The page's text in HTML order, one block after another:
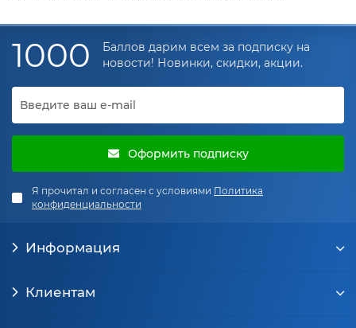
1000
Баллов дарим всем за подписку на
новости! Новинки, скидки, акции.
Оформить подписку
Я прочитал и согласен с условиями Политика
конфиденциальности
Информация
Клиентам